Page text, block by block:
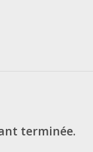
terminée.